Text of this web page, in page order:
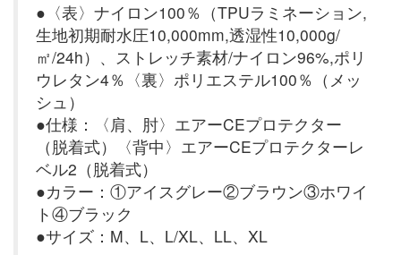
●〈表〉ナイロン100％（TPUラミネーション,
生地初期耐水圧10,000mm,透湿性10,000g/
㎡/24h）、ストレッチ素材/ナイロン96%,ポリ
ウレタン4％〈裏〉ポリエステル100％（メッ
シュ）
●仕様：〈肩、肘〉エアーCEプロテクター
（脱着式）〈背中〉エアーCEプロテクターレ
ベル2（脱着式）
●カラー：①アイスグレー②ブラウン③ホワイ
ト④ブラック
●サイズ：M、L、L/XL、LL、XL